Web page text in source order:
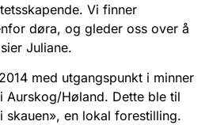
Vi finner
døra, og gleder oss over å
Juliane.
med utgangspunkt i minner
Aurskog/Høland. Dette ble til
skauen», en lokal forestilling.